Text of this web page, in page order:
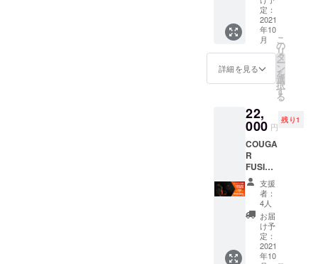
Cougar
Fusion
定：
2021
年10
月
詳細を見る
こ
の
リ
タ
ー
ン
を
選
択
す
る
22,
000 円
残り1
COUGA
R
FUSION
CAMPF
IRE限
¥5000-
OFF!!C
ougar
Fusion
Black
支援
者：
4人
お届
け予
定：
2021
年10